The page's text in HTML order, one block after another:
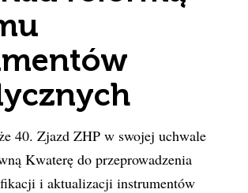
40. Zjazd ZHP w swojej uchwale
Kwaterę do przeprowadzenia
i aktualizacji instrumentów